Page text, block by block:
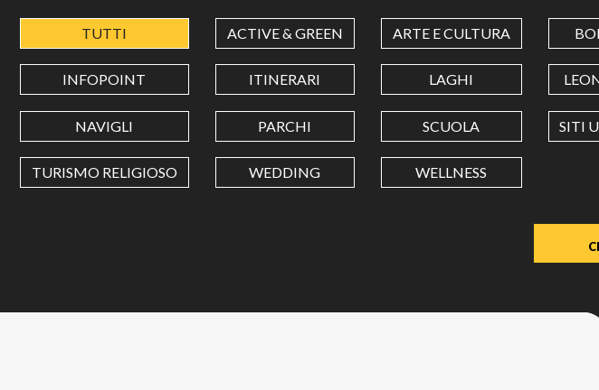
LONGITUDINE
dot
TUTTI ACTIVE & GREEN ARTE E CULTURA
INFOPOINT ITINERARI LAGHI
NAVIGLI PARCHI SCUOLA SITI
TURISMO RELIGIOSO WEDDING WELLNESS